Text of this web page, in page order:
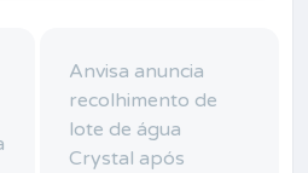
Anvisa anuncia
recolhimento de
lote de água
Crystal após